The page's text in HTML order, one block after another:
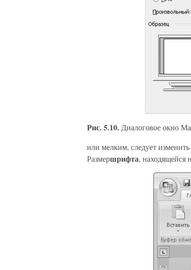
Рис. 5.10. Диалоговое окно
или мелким, следует
Размершрифта, находящейся